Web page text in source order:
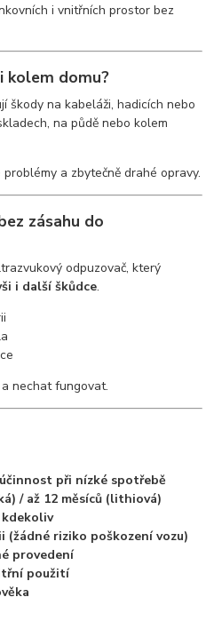
i vnitřních prostor bez
kolem domu?
škody na kabeláži, hadicích nebo
na půdě nebo kolem
a zbytečně drahé opravy.
zásahu do
odpuzovač, který
i další škůdce.
nechat fungovat.
při nízké spotřebě
/ až 12 měsíců (lithiová)
kdekoliv
riziko poškození vozu)
provedení
použití